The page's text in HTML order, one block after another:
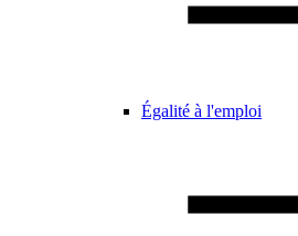
Égalité à l'emploi